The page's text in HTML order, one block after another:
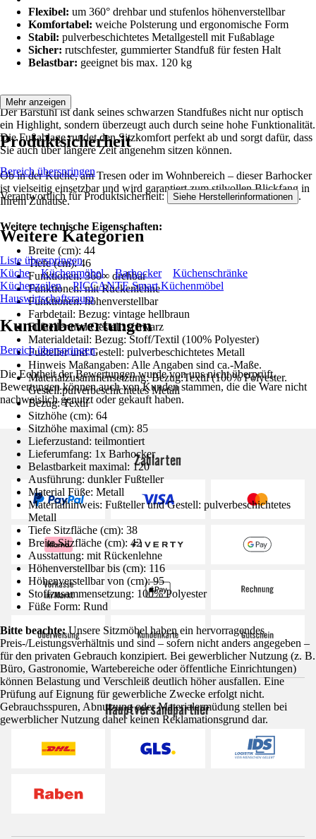
Flexibel: um 360° drehbar und stufenlos höhenverstellbar
Komfortabel: weiche Polsterung und ergonomische Form
Stabil: pulverbeschichtetes Metallgestell mit Fußablage
Sicher: rutschfester, gummierter Standfuß für festen Halt
Belastbar: geeignet bis max. 120 kg
Der Barstuhl ist dank seines schwarzen Standfußes nicht nur optisch
ein Highlight, sondern überzeugt auch durch seine hohe Funktionalität.
Die Fußablage rundet den Sitzkomfort perfekt ab und sorgt dafür, dass
Sie auch über längere Zeit angenehm sitzen können.
Ob in der Küche, am Tresen oder im Wohnbereich – dieser Barhocker
ist vielseitig einsetzbar und wird garantiert zum stilvollen Blickfang in
Ihrem Zuhause.
Weitere technische Eigenschaften:
Breite (cm): 44
Tiefe (cm): 46
Funktionen: 360∞ drehbar
Funktionen: mit Rückenlehne
Funktionen: höhenverstellbar
Farbdetail: Bezug: vintage hellbraun
Fußteller und Gestell: schwarz
Materialdetail: Bezug: Stoff/Textil (100% Polyester)
Fußteller und Gestell: pulverbeschichtetes Metall
Hinweis Maßangaben: Alle Angaben sind ca.-Maße.
Materialzusammensetzung: Bezug:Textil (100% Polyester.
Gestell:pulverbeschichtetes Metall
Bezug: Textil
Sitzhöhe (cm): 64
Sitzhöhe maximal (cm): 85
Lieferzustand: teilmontiert
Lieferumfang: 1x Barhocker
Belastbarkeit maximal: 120
Ausführung: dunkler Fußteller
Material Füße: Metall
Materialhinweis: Fußteller und Gestell: pulverbeschichtetes
Metall
Tiefe Sitzfläche (cm): 38
Breite Sitzfläche (cm): 42
Ausstattung: mit Rückenlehne
Höhenverstellbar bis (cm): 116
Höhenverstellbar von (cm): 95
Stoffzusammensetzung: 100% Polyester
Füße Form: Rund
Bitte beachte:Unsere Sitzmöbel haben ein hervorragendes
Preis-/Leistungsverhältnis und sind – sofern nicht anders angegeben –
für den privaten Gebrauch konzipiert. Bei gewerblicher Nutzung (z. B.
Büro, Gastronomie, Wartebereiche oder öffentliche Einrichtungen)
können Belastung und Verschleiß deutlich höher ausfallen. Eine
Prüfung auf Eignung für gewerbliche Zwecke erfolgt nicht.
Gebrauchsspuren, Abnutzung oder Materialermüdung stellen bei
gewerblicher Nutzung daher keinen Reklamationsgrund dar.
Mehr anzeigen
Produktsicherheit
Bereich überspringen
Verantwortlich für Produktsicherheit: Siehe Herstellerinformationen .
Weitere Kategorien
Liste überspringen
Küche
Küchenmöbel Barhocker
Küchenschränke
Küchenzeilen
PICCANTE Smart Küchenmöbel
Hauswirtschaftsraum
Kundenbewertungen
Bereich überspringen
Die Echtheit der Bewertungen wurde von uns nicht überprüft.
Bewertungen können auch von Kunden stammen, die die Ware nicht
nachweislich genutzt oder gekauft haben.
Zahlarten
Hauptversandpartner